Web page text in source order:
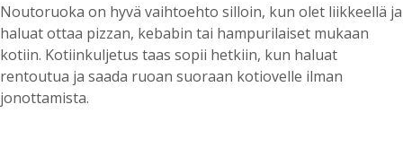
Noutoruoka on hyvä vaihtoehto silloin, kun olet liikkeellä ja
haluat ottaa pizzan, kebabin tai hampurilaiset mukaan
kotiin. Kotiinkuljetus taas sopii hetkiin, kun haluat
rentoutua ja saada ruoan suoraan kotiovelle ilman
jonottamista.